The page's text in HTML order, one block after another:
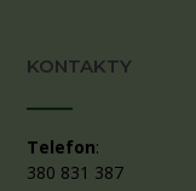
KONTAKTY
Telefon:
380 831 387